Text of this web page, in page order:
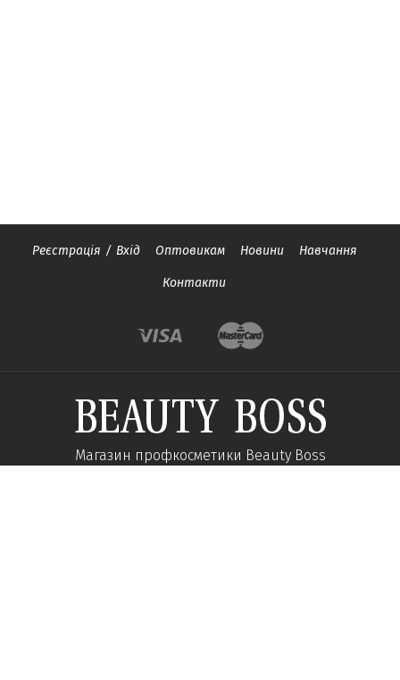
Реєстрація / Вхід Оптовикам Новини Навчання
Контакти
Магазин профкосметики Beauty Boss